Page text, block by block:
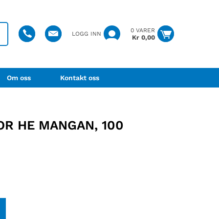
LOGG INN
0 VARER
Kr0,00
Om oss Kontakt oss
HE MANGAN, 100